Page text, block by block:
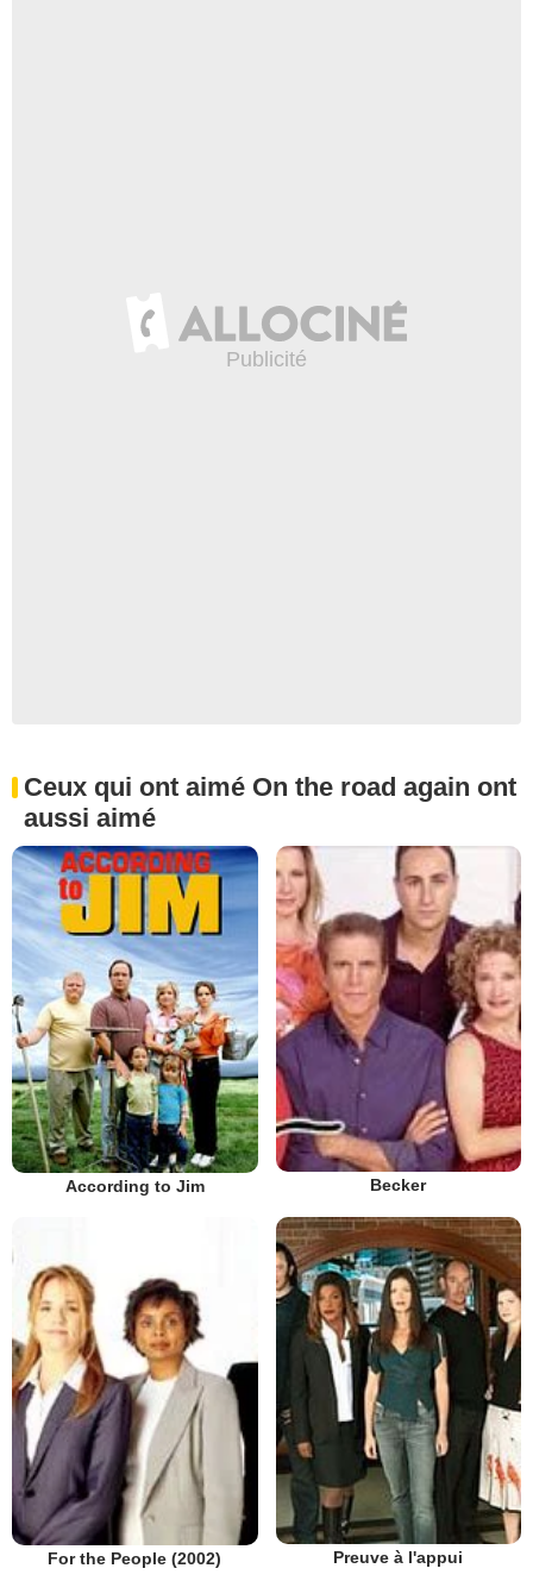
Ceux qui ont aimé On the road again ont
aussi aimé
According to Jim Becker
For the People (2002) Preuve à l'appui